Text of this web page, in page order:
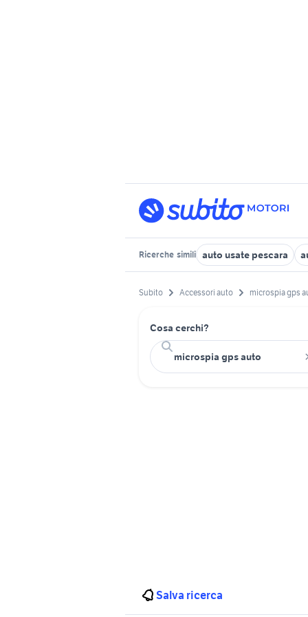
Ricerche simili auto usate pescara
Subito Accessori auto microspia gps
Cosa cerchi?
Salva ricerca